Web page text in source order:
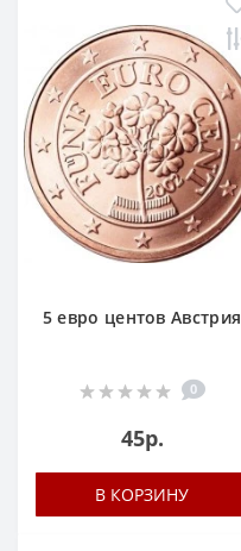
5 евро центов Австрия
0
45р.
В КОРЗИНУ